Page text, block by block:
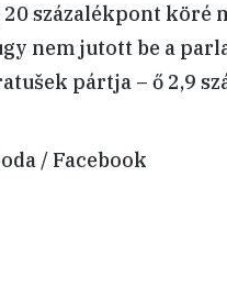
százalékpont köré
nem jutott be a
pártja – ő 2,9
/ Facebook